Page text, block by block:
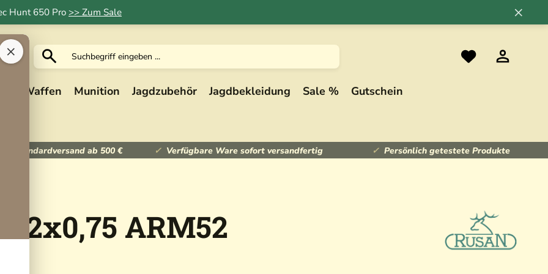
Hunt 650 Pro >> Zum Sale
×
×
Waffen Munition Jagdzubehör Jagdbekleidung Sale % Gutschein
Standardversand ab 500 € Verfügbare Ware sofort versandfertig Persönlich getestete Produkte
ARM52